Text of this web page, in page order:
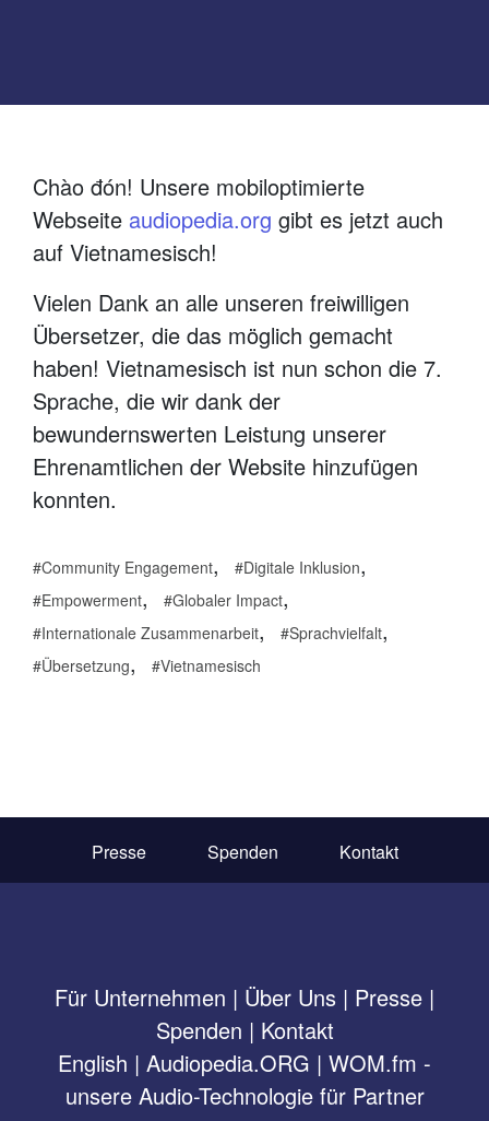
Chào đón! Unsere mobiloptimierte
Webseite audiopedia.org gibt es jetzt auch
auf Vietnamesisch!
Vielen Dank an alle unseren freiwilligen
Übersetzer, die das möglich gemacht
haben! Vietnamesisch ist nun schon die 7.
Sprache, die wir dank der
bewundernswerten Leistung unserer
Ehrenamtlichen der Website hinzufügen
konnten.
Community Engagement, Digitale Inklusion,
Empowerment, Globaler Impact,
Internationale Zusammenarbeit, Sprachvielfalt,
Übersetzung, Vietnamesisch
Presse Spenden Kontakt
Für Unternehmen | Über Uns | Presse |
Spenden | Kontakt
English | Audiopedia.ORG | WOM.fm -
unsere Audio-Technologie für Partner